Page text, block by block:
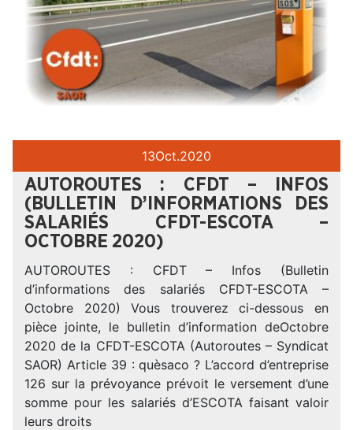
13Oct.2020
AUTOROUTES : CFDT – INFOS
(BULLETIN D’INFORMATIONS DES
SALARIÉS CFDT-ESCOTA –
OCTOBRE 2020)
AUTOROUTES : CFDT – Infos (Bulletin
d’informations des salariés CFDT-ESCOTA –
Octobre 2020) Vous trouverez ci-dessous en
pièce jointe, le bulletin d’information deOctobre
2020 de la CFDT-ESCOTA (Autoroutes – Syndicat
SAOR) Article 39 : quèsaco ? L’accord d’entreprise
126 sur la prévoyance prévoit le versement d’une
somme pour les salariés d’ESCOTA faisant valoir
leurs droits